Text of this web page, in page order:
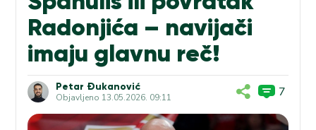
Radonjića – navijači
imaju glavnu reč!
Petar Đukanović
Objavljeno 13.05.2026. 09:11 7